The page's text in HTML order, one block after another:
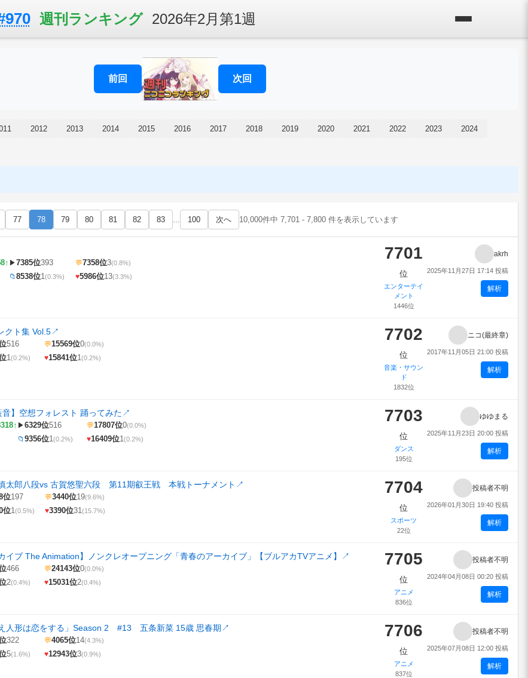
週刊ランキング 2026年2月第1週
前回 次回
2012 2013 2014 2015 2016 2017 2018 2019 2020 2021 2022 2023 2024
77 78 79 80 81 82 83 ... 100 次へ 10,000件中 7,701 - 7,800 件を表示しています
▶7385位393 💬7358位3(0.8%)
📁 8538位1(0.3%) ♥5986位13(3.3%)
7701
位
エンターテイ
メント
1446位
akrh
2025年11月27日 17:14 投稿
解析
クト集 Vol.5↗
516 💬15569位0(0.0%)
1(0.2%) ♥15841位1(0.2%)
7702
位
音楽・サウン
ド
1832位
ニコ(最終章)
2017年11月05日 21:00 投稿
解析
音】空想フォレスト 踊ってみた↗
▶6329位516 💬17807位0(0.0%)
📁 9356位1(0.2%) ♥16409位1(0.2%)
7703
位
ダンス
195位
ゆゆまる
2025年11月23日 20:00 投稿
解析
慎太郎八段vs 古賀悠聖六段 第11期叡王戦 本戦トーナメント ↗
位197 💬3440位19(9.6%)
位1(0.5%) ♥3390位31(15.7%)
7704
位
スポーツ
22位
投稿者不明
2026年01月30日 19:40 投稿
解析
イブ The Animation】ノンクレオープニング「青春のアーカイブ」【ブルアカTVアニメ】 ↗
466 💬24143位0(0.0%)
2(0.4%) ♥15031位2(0.4%)
7705
位
アニメ
836位
投稿者不明
2024年04月08日 00:20 投稿
解析
え人形は恋をする」Season 2 #13 五条新菜 15歳 思春期↗
322 💬4065位14(4.3%)
5(1.6%) ♥12943位3(0.9%)
7706
位
アニメ
837位
投稿者不明
2025年07月08日 12:00 投稿
解析